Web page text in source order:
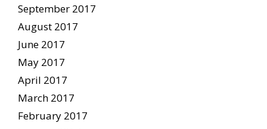
September 2017
August 2017
June 2017
May 2017
April 2017
March 2017
February 2017